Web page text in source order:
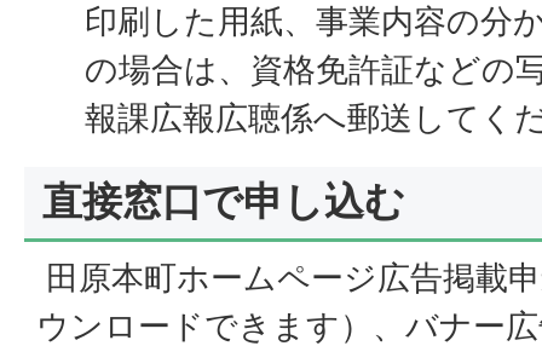
印刷した用紙、事業内容の分
の場合は、資格免許証などの
報課広報広聴係へ郵送してく
直接窓口で申し込む
田原本町ホームページ広告掲載
ウンロードできます）、バナー